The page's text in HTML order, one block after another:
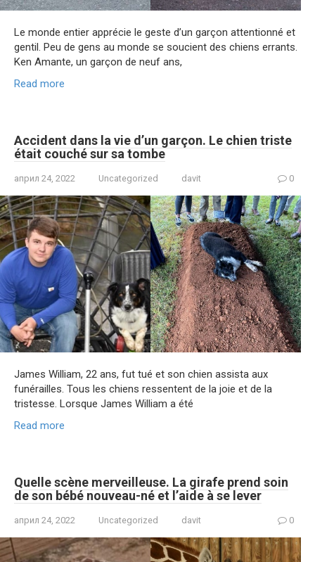
Le monde entier apprécie le geste d’un garçon attentionné et
gentil. Peu de gens au monde se soucient des chiens errants.
Ken Amante, un garçon de neuf ans,
Read more
Accident dans la vie d’un garçon. Le chien triste
était couché sur sa tombe
април 24, 2022 Uncategorized davit 0
James William, 22 ans, fut tué et son chien assista aux
funérailles. Tous les chiens ressentent de la joie et de la
tristesse. Lorsque James William a été
Read more
Quelle scène merveilleuse. La girafe prend soin
de son bébé nouveau-né et l’aide à se lever
април 24, 2022 Uncategorized davit 0